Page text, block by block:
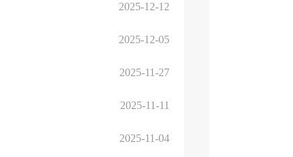
2025-12-12
2025-12-05
2025-11-27
2025-11-11
2025-11-04